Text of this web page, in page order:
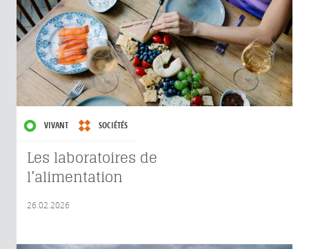
VIVANT SOCIÉTÉS
Les laboratoires de
l’alimentation
26.02.2026